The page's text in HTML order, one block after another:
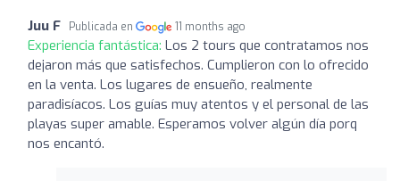
Juu F Publicada en 11 months ago
Experiencia fantástica: Los 2 tours que contratamos nos
dejaron más que satisfechos. Cumplieron con lo ofrecido
en la venta. Los lugares de ensueño, realmente
paradisíacos. Los guías muy atentos y el personal de las
playas super amable. Esperamos volver algún día porq
nos encantó.